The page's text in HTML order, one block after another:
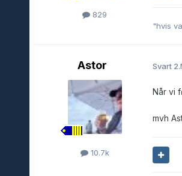
829
"hvis
Astor
10.7k
Svart
Når vi
mvh